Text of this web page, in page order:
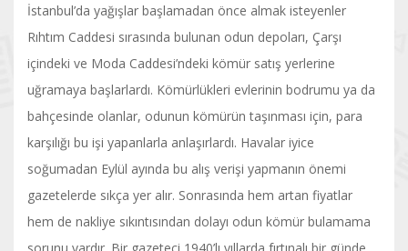
İstanbul’da yağışlar başlamadan önce almak isteyenler
Rıhtım Caddesi sırasında bulunan odun depoları, Çarşı
içindeki ve Moda Caddesi’ndeki kömür satış yerlerine
uğramaya başlarlardı. Kömürlükleri evlerinin bodrumu ya da
bahçesinde olanlar, odunun kömürün taşınması için, para
karşılığı bu işi yapanlarla anlaşırlardı. Havalar iyice
soğumadan Eylül ayında bu alış verişi yapmanın önemi
gazetelerde sıkça yer alır. Sonrasında hem artan fiyatlar
hem de nakliye sıkıntısından dolayı odun kömür bulamama
sorunu vardır. Bir gazeteci 1940’lı yıllarda fırtınalı bir günde